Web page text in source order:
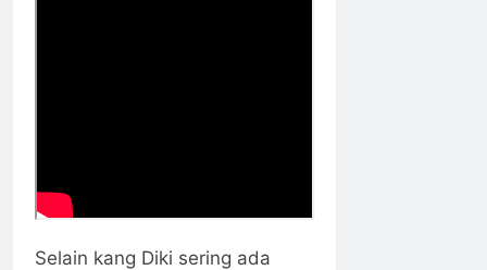
Selain kang Diki sering ada